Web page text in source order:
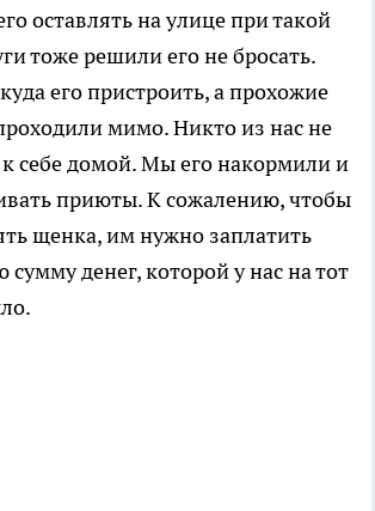
оставлять на улице при такой
тоже решили его не бросать.
его пристроить, а прохожие
мимо. Никто из нас не
к себе домой. Мы его накормили и
приюты. К сожалению, чтобы
щенка, им нужно заплатить
денег, которой у нас на тот